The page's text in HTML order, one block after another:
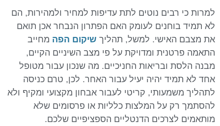
למרות כי רבים נוטים לתת עדיפות למחיר ולמהירות, הם
לא תמיד בוחנים לעומק האם הפתרון הנבחר אכן תואם
את מצבם האישי. למשל, תהליך שיקום הפה מחייב
התאמה פרטנית ומדויקת על פי מצב השיניים הקיים,
מבנה הלסת ובריאות החניכיים. מה שנכון עבור מטופל
אחד לא תמיד יהיה יעיל עבור האחר. לכן, טרם כניסה
לתהליך משמעותי, קריטי לעבור אבחון מקצועי ומקיף ולא
להסתמך רק על המלצות כלליות או פרסומים שלא
מותאמים לצרכים הדנטליים הספציפיים שלכם.